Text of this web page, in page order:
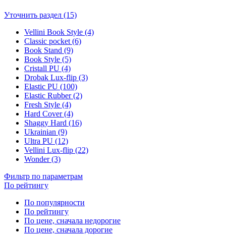
Уточнить раздел (15)
Vellini Book Style (4)
Classic pocket (6)
Book Stand (9)
Book Style (5)
Cristall PU (4)
Drobak Lux-flip (3)
Elastic PU (100)
Elastic Rubber (2)
Fresh Style (4)
Hard Cover (4)
Shaggy Hard (16)
Ukrainian (9)
Ultra PU (12)
Vellini Lux-flip (22)
Wonder (3)
Фильтр по параметрам
По рейтингу
По популярности
По рейтингу
По цене, сначала недорогие
По цене, сначала дорогие